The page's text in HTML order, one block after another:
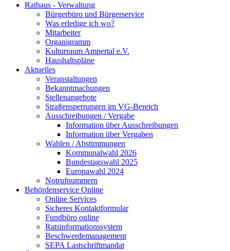
Rathaus - Verwaltung
Bürgerbüro und Bürgerservice
Was erledige ich wo?
Mitarbeiter
Organigramm
Kulturraum Ampertal e.V.
Haushaltspläne
Aktuelles
Veranstaltungen
Bekanntmachungen
Stellenangebote
Straßensperrungen im VG-Bereich
Ausschreibungen / Vergabe
Information über Ausschreibungen
Information über Vergaben
Wahlen / Abstimmungen
Kommunalwahl 2026
Bundestagswahl 2025
Europawahl 2024
Notrufnummern
Behördenservice Online
Online Services
Sicheres Kontaktformular
Fundbüro online
Ratsinformationssystem
Beschwerdemanagement
SEPA Lastschriftmandat